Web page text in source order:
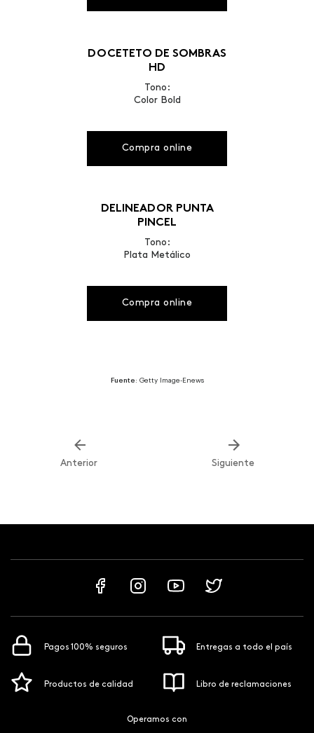
DOCETETO DE SOMBRAS
HD
Tono:
Color Bold
Compra online
DELINEADOR PUNTA
PINCEL
Tono:
Plata Metálico
Compra online
Fuente : Getty Image-Enews
Anterior Siguiente
Pagos 100% seguros Entregas a todo el país
Productos de calidad Libro de reclamaciones
Operamos con